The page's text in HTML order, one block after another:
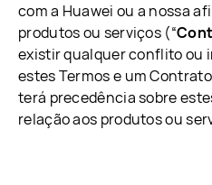
com a Huawei ou a nossa
produtos ou serviços (“
existir qualquer conflito ou
estes Termos e um
terá precedência sobre
relação aos produtos ou